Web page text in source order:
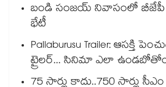
బండి సంజయ్ నివాసంలో బీజేపీ
భేటీ
Pallaburusu Trailer: ఆసక్తి
ట్రైలర్... సినిమా ఎలా
75 సార్లు కాదు..75‌‌‌‌‌‌‌‌0 సార్లు సీఎం